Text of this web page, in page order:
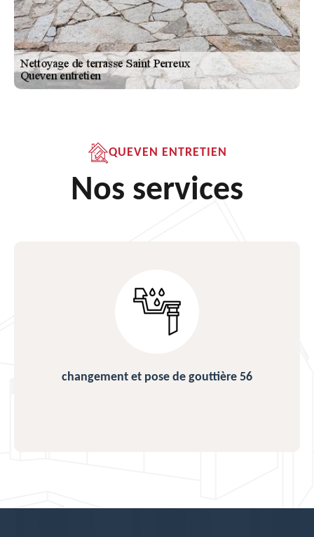
QUEVEN ENTRETIEN
Nos services
changement et pose de gouttière 56